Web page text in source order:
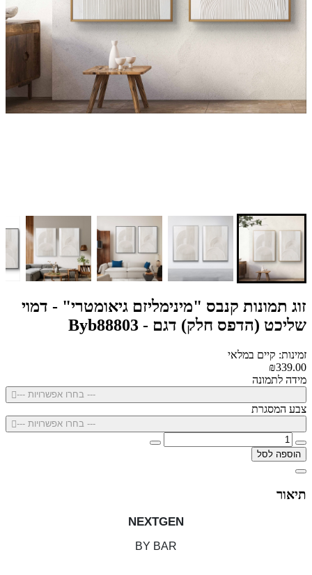
זוג תמונות קנבס "מינימליזם גיאומטרי" - דמוי
שליכט (הדפס חלק) דגם - Byb88803
זמינות: קיים במלאי
₪339.00
מידה לתמונה
--- בחרו אפשרויות ---
צבע המסגרת
--- בחרו אפשרויות ---
הוספה לסל
תיאור
NEXTGEN
BY BAR